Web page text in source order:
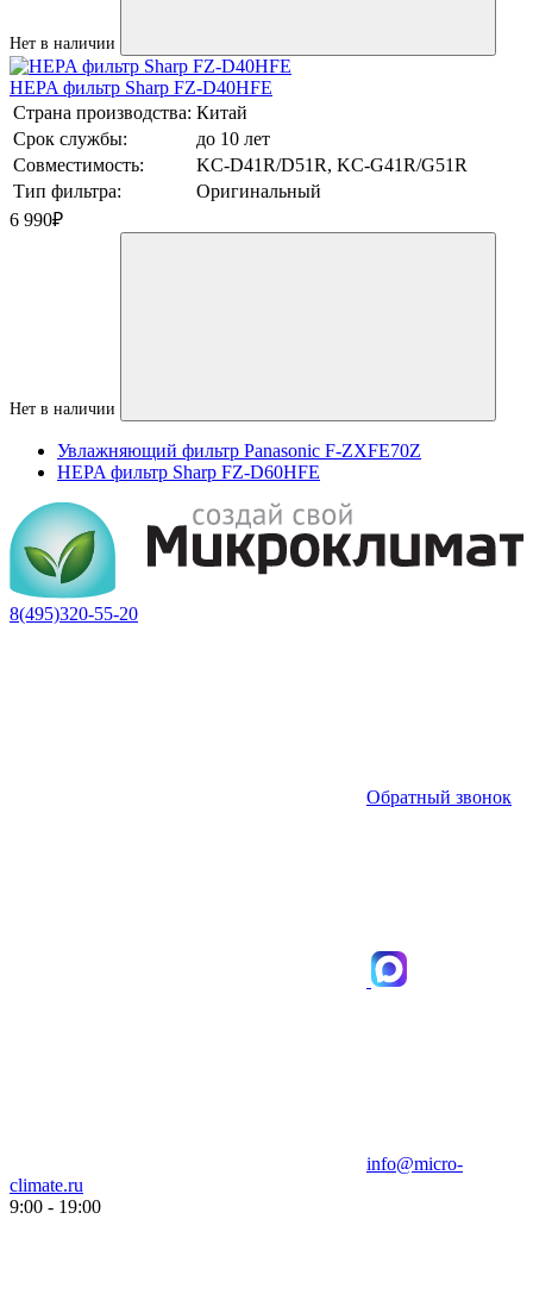
Нет в наличии
HEPA фильтр Sharp FZ-D40HFE
Страна производства: Китай
Срок службы:
до 10 лет
Совместимость:
KC-D41R/D51R, KC-G41R/G51R
Тип фильтра:
Оригинальный
6 990₽
Нет в наличии
Увлажняющий фильтр Panasonic F-ZXFE70Z
HEPA фильтр Sharp FZ-D60HFE
8(495)320-55-20
Обратный звонок
info@micro-
climate.ru
9:00 - 19:00